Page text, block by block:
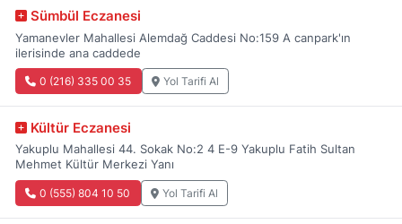
Sümbül Eczanesi
Yamanevler Mahallesi Alemdağ Caddesi No:159 A canpark'ın
ilerisinde ana caddede
0 (216) 335 00 35 Yol Tarifi Al
Kültür Eczanesi
Yakuplu Mahallesi 44. Sokak No:2 4 E-9 Yakuplu Fatih Sultan
Mehmet Kültür Merkezi Yanı
0 (555) 804 10 50 Yol Tarifi Al